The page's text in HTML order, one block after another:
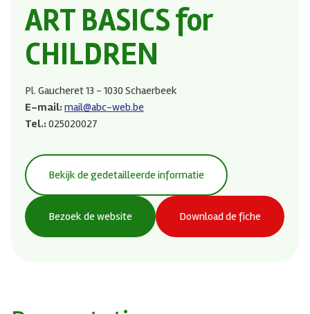
ART BASICS for
CHILDREN
Pl. Gaucheret 13 - 1030 Schaerbeek
E-mail: mail@abc-web.be
Tel.: 025020027
Bekijk de gedetailleerde informatie
Bezoek de website Download de fiche